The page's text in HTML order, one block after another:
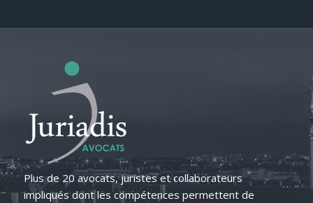
Plus de 20 avocats, juristes et collaborateurs
impliqués dont les compétences permettent de